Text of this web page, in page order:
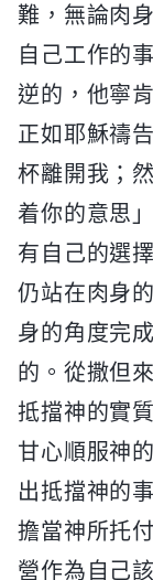
難，無論肉
自己工作的
逆的，他寧
正如耶穌禱
杯離開我；
着你的意思
有自己的選
仍站在肉身
身的角度完
的。從撒但
抵擋神的實
甘心順服神
出抵擋神的
擔當神所托
營作為自己